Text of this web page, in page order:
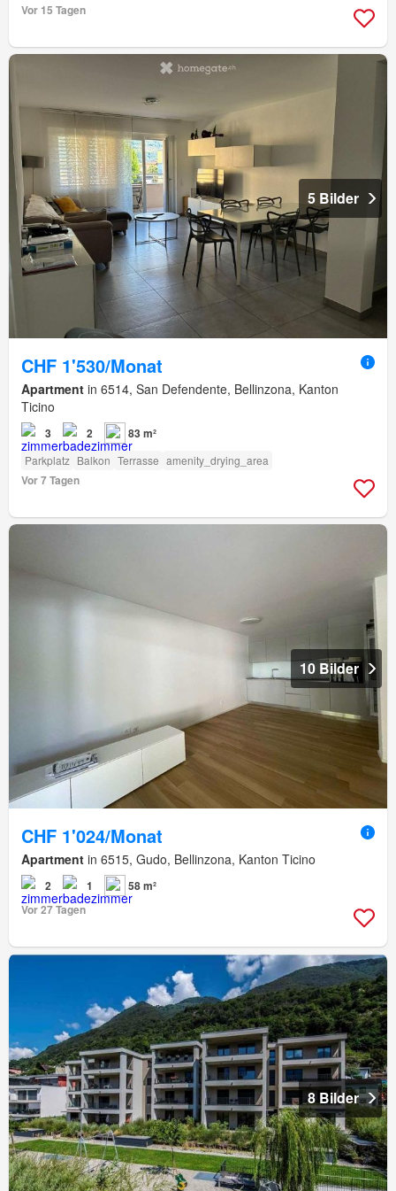
Vor 15 Tagen
5 Bilder
CHF 1'530/Monat
Apartment in 6514, San Defendente, Bellinzona, Kanton
Ticino
3 2 83 m²
Parkplatz Balkon Terrasse amenity_drying_area
Vor 7 Tagen
10 Bilder
CHF 1'024/Monat
Apartment in 6515, Gudo, Bellinzona, Kanton Ticino
2 1
58 m²
Vor 27 Tagen
8 Bilder